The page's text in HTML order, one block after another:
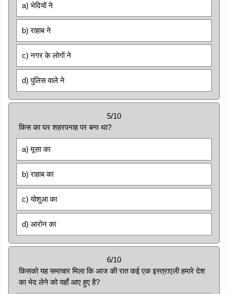
a) भेदियों ने
b) राहाब ने
c) नगर के लोगों ने
d) पुलिस वाले ने
5/10
किस का घर शहरपनाह पर बना था?
a) मूसा का
b) राहाब का
c) योशुआ का
d) आरोन का
6/10
किसको यह समाचार मिला कि आज की रात कई एक इस्त्राएली हमारे देश
का भेद लेने को यहाँ आए हुए है?